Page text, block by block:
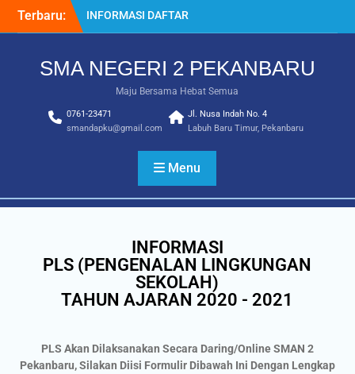
Terbaru:
INFORMASI DAFTAR
ULANG SPMB 2025-2026
KELAS 12 TAHUN
SISTEM PENERIMAAN
MURID BARU (SPMB) 2025-
2026
Juara MTQ Kota Pekanbaru
INFORMASI DAFTAR
SMA NEGERI 2 PEKANBARU
Maju Bersama Hebat Semua
0761-23471
smandapku@gmail.com
Jl. Nusa Indah No. 4
Labuh Baru Timur, Pekanbaru
Menu
INFORMASI
PLS (PENGENALAN LINGKUNGAN
SEKOLAH)
TAHUN AJARAN 2020 - 2021
PLS Akan Dilaksanakan Secara Daring/Online SMAN 2
Pekanbaru, Silakan Diisi Formulir Dibawah Ini Dengan Lengkap